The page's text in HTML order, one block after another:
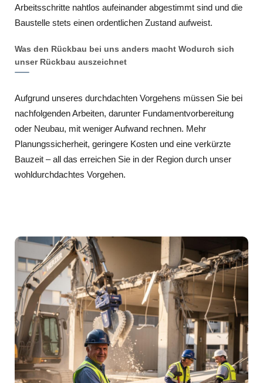
Arbeitsschritte nahtlos aufeinander abgestimmt sind und die
Baustelle stets einen ordentlichen Zustand aufweist.
Was den Rückbau bei uns anders macht Wodurch sich
unser Rückbau auszeichnet
Aufgrund unseres durchdachten Vorgehens müssen Sie bei
nachfolgenden Arbeiten, darunter Fundamentvorbereitung
oder Neubau, mit weniger Aufwand rechnen. Mehr
Planungssicherheit, geringere Kosten und eine verkürzte
Bauzeit – all das erreichen Sie in der Region durch unser
wohldurchdachtes Vorgehen.